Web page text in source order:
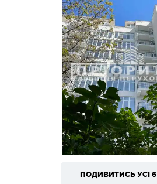
ПОДИВИТИСЬ УСІ